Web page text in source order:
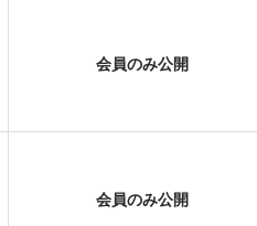
会員のみ公開
会員のみ公開